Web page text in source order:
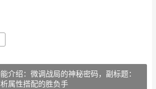
介绍：微调战局的神秘密码，副标题：
属性搭配的胜负手